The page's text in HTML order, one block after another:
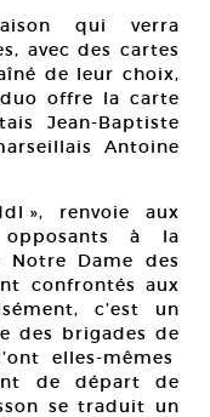
qui verra
avec des cartes
de leur choix,
offre la carte
Jean-Baptiste
Antoine
», renvoie aux
à la
Dame des
confrontés aux
c’est un
des brigades de
elles-mêmes
de départ de
se traduit un